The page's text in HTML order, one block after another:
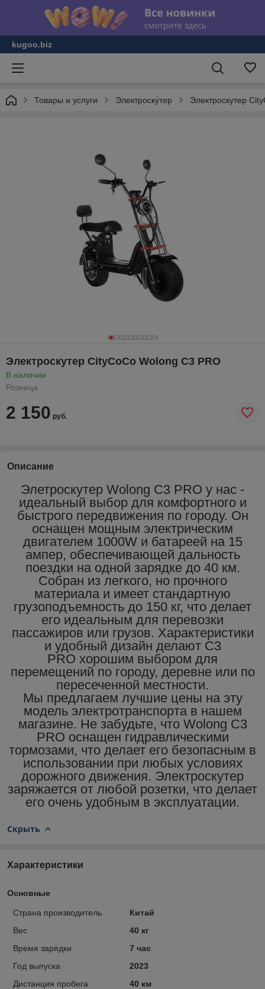
kugoo.biz
Товары и услуги Электроску́тер Электроскутер
Электроскутер CityCoCo Wolong C3 PRO
В наличии
Розница
2 150 руб.
Описание
Элетроскутер Wolong C3 PRO у нас -
идеальный выбор для комфортного и
быстрого передвижения по городу. Он
оснащен мощным электрическим
двигателем 1000W и батареей на 15
ампер, обеспечивающей дальность
поездки на одной зарядке до 40 км.
Собран из легкого, но прочного
материала и имеет стандартную
грузоподъемность до 150 кг, что делает
его идеальным для перевозки
пассажиров или грузов. Характеристики
и удобный дизайн делают C3
PRO хорошим выбором для
перемещений по городу, деревне или по
пересеченной местности.
Мы предлагаем лучшие цены на эту
модель электротранспорта в нашем
магазине. Не забудьте, что Wolong C3
PRO оснащен гидравлическими
тормозами, что делает его безопасным в
использовании при любых условиях
дорожного движения. Электроскутер
заряжается от любой розетки, что делает
его очень удобным в эксплуатации.
Скрыть
Характеристики
Основные
Страна производитель
Китай
Вес
40 кг
Время зарядки
7 час
Год выпуска
2023
Дистанция пробега
40 км